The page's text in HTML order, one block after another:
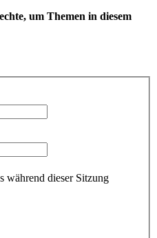
um Themen in diesem
während dieser Sitzung